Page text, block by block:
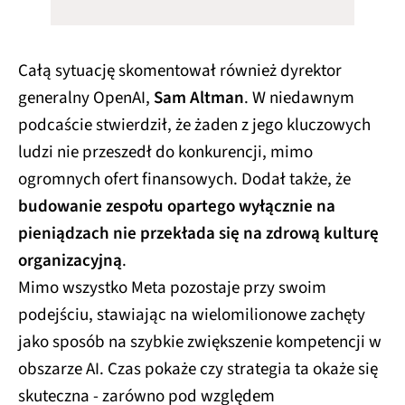
Całą sytuację skomentował również dyrektor
generalny OpenAI, Sam Altman. W niedawnym
podcaście stwierdził, że żaden z jego kluczowych
ludzi nie przeszedł do konkurencji, mimo
ogromnych ofert finansowych. Dodał także, że
budowanie zespołu opartego wyłącznie na
pieniądzach nie przekłada się na zdrową kulturę
organizacyjną.
Mimo wszystko Meta pozostaje przy swoim
podejściu, stawiając na wielomilionowe zachęty
jako sposób na szybkie zwiększenie kompetencji w
obszarze AI. Czas pokaże czy strategia ta okaże się
skuteczna - zarówno pod względem